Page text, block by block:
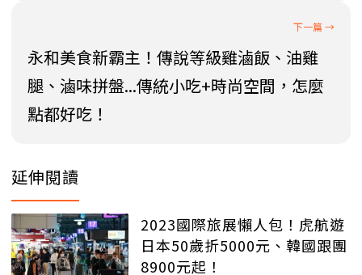
永和美食新霸主！傳說等級雞滷飯、油雞
腿、滷味拼盤...傳統小吃+時尚空間，怎麼
點都好吃！
延伸閱讀
2023國際旅展懶人包！虎航遊
日本50歲折5000元、韓國跟團
8900元起！